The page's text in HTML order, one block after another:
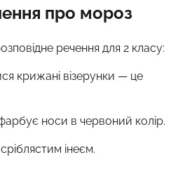
про мороз
речення для 2 класу:
крижані візерунки — це
носи в червоний колір.
інеєм.